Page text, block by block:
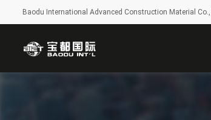
Baodu International Advanced Construction Material Co.,